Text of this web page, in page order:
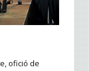
ofició de